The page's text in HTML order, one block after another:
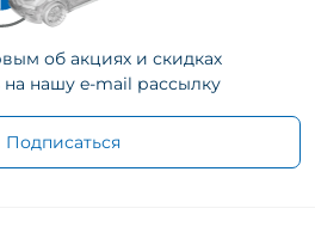
об акциях и скидках
нашу e-mail рассылку
Подписаться